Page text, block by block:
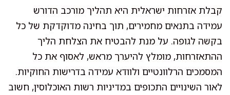
קבלת אזרחות ישראלית היא תהליך מורכב הדורש
עמידה בתנאים מחמירים, תוך בחינה מדוקדקת של כל
בקשה לגופה. על מנת להבטיח את הצלחת הליך
ההתאזרחות, מומלץ להיערך מראש, לאסוף את כל
המסמכים הרלוונטיים ולוודא עמידה בדרישות החוקיות.
לאור השינויים התכופים במדיניות רשות האוכלוסין, חשוב